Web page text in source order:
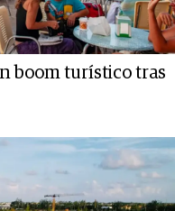
boom turístico tras